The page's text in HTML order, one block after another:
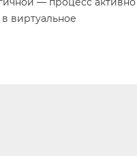
виртуальное